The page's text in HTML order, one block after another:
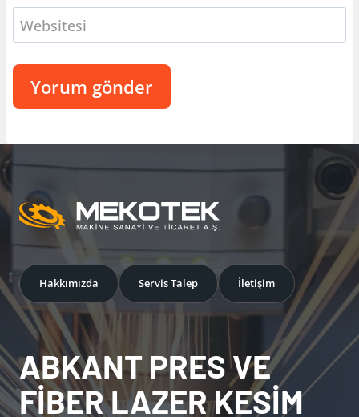
Websitesi
Hakkımızda Servis Talep İletişim
ABKANT PRES VE
FİBER LAZER KESİM